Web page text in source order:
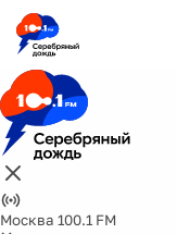
Москва 100.1 FM